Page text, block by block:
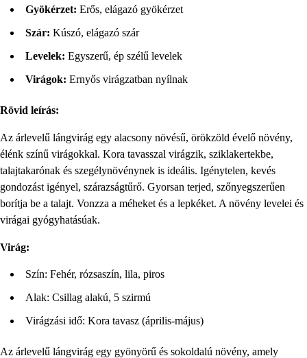
Gyökérzet: Erős, elágazó gyökérzet
Szár: Kúszó, elágazó szár
Levelek: Egyszerű, ép szélű levelek
Virágok: Ernyős virágzatban nyílnak
Rövid leírás:
Az árlevelű lángvirág egy alacsony növésű, örökzöld évelő növény,
élénk színű virágokkal. Kora tavasszal virágzik, sziklakertekbe,
talajtakarónak és szegélynövénynek is ideális. Igénytelen, kevés
gondozást igényel, szárazságtűrő. Gyorsan terjed, szőnyegszerűen
borítja be a talajt. Vonzza a méheket és a lepkéket. A növény levelei és
virágai gyógyhatásúak.
Virág:
Szín: Fehér, rózsaszín, lila, piros
Alak: Csillag alakú, 5 szirmú
Virágzási idő: Kora tavasz (április-május)
Az árlevelű lángvirág egy gyönyörű és sokoldalú növény, amely